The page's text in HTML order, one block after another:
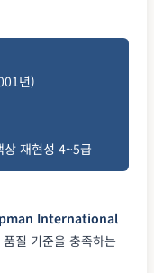
년)
재현성 4~5급
International
질 기준을 충족하는